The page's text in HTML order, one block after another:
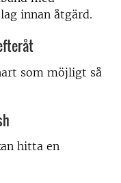
innan åtgärd.
som möjligt så
hitta en